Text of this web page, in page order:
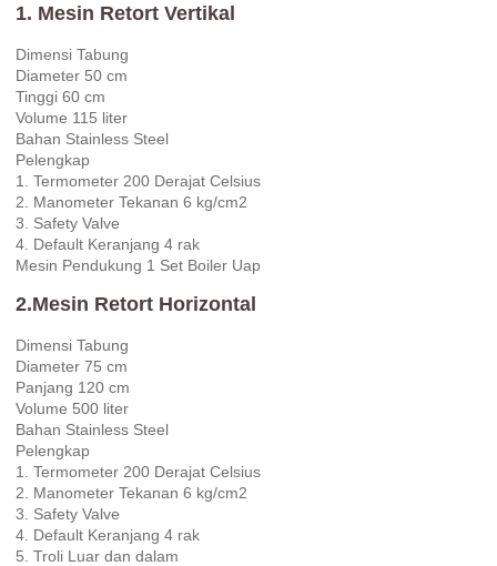
1. Mesin Retort Vertikal
Dimensi Tabung
Diameter 50 cm
Tinggi 60 cm
Volume 115 liter
Bahan Stainless Steel
Pelengkap
1. Termometer 200 Derajat Celsius
2. Manometer Tekanan 6 kg/cm2
3. Safety Valve
4. Default Keranjang 4 rak
Mesin Pendukung 1 Set Boiler Uap
2.Mesin Retort Horizontal
Dimensi Tabung
Diameter 75 cm
Panjang 120 cm
Volume 500 liter
Bahan Stainless Steel
Pelengkap
1. Termometer 200 Derajat Celsius
2. Manometer Tekanan 6 kg/cm2
3. Safety Valve
4. Default Keranjang 4 rak
5. Troli Luar dan dalam